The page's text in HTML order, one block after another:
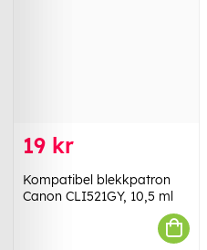
19 kr
Kompatibel blekkpatron
Canon CLI521GY, 10,5 ml